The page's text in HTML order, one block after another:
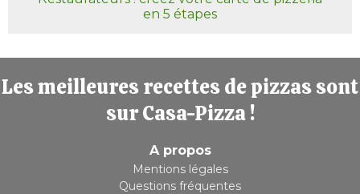
en 5 étapes
Les meilleures recettes de pizzas sont
sur Casa-Pizza !
A propos
Mentions légales
Questions fréquentes